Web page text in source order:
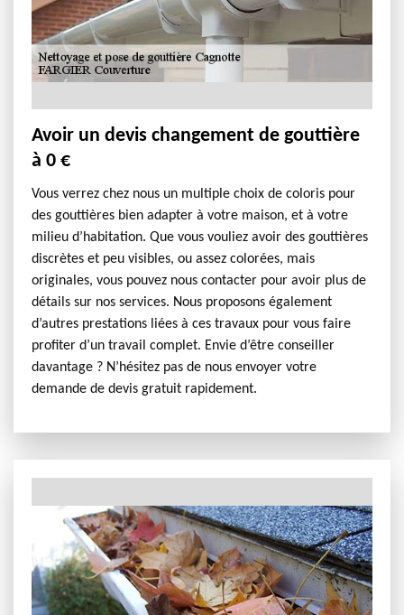
Avoir un devis changement de gouttière
à 0 €
Vous verrez chez nous un multiple choix de coloris pour
des gouttières bien adapter à votre maison, et à votre
milieu d’habitation. Que vous vouliez avoir des gouttières
discrètes et peu visibles, ou assez colorées, mais
originales, vous pouvez nous contacter pour avoir plus de
détails sur nos services. Nous proposons également
d’autres prestations liées à ces travaux pour vous faire
profiter d’un travail complet. Envie d’être conseiller
davantage ? N’hésitez pas de nous envoyer votre
demande de devis gratuit rapidement.